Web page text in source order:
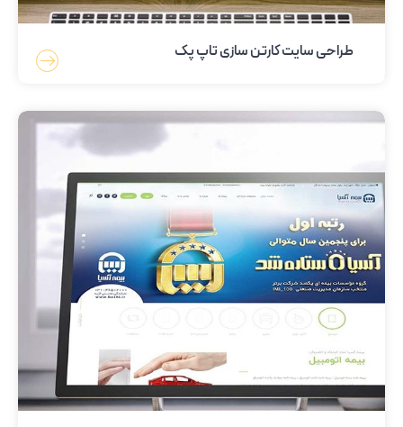
طراحی سایت کارتن سازی تاپ پک